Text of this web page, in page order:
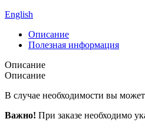
English
Описание
Полезная информация
Описание
Описание
В случае необходимости вы
Важно! При заказе необходимо